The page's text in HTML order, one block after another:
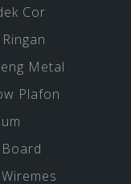
Cor
Metal
Plafon
Board